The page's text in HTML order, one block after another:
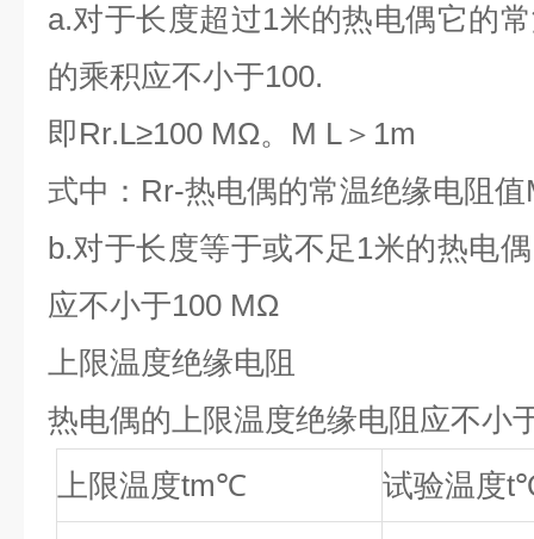
a.对于长度超过1米的热电偶它的
的乘积应不小于100.
即Rr.L≥100 MΩ。M L＞1m
式中：Rr-热电偶的常温绝缘电阻
b.对于长度等于或不足1米的热电
应不小于100 MΩ
上限温度绝缘电阻
热电偶的上限温度绝缘电阻应不小
上限温度tm℃ 试验温度t